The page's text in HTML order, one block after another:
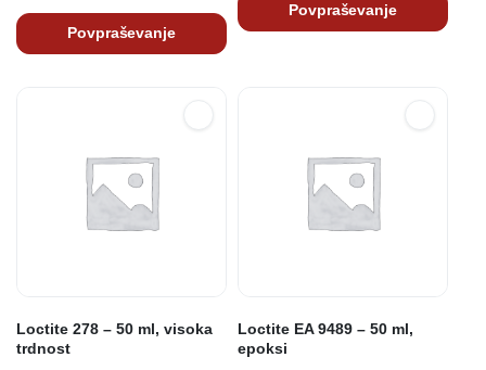
Povpraševanje
Povpraševanje
Loctite 278 – 50 ml, visoka
trdnost
Loctite EA 9489 – 50 ml,
epoksi